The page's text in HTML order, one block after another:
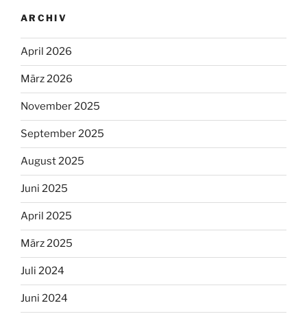
ARCHIV
April 2026
März 2026
November 2025
September 2025
August 2025
Juni 2025
April 2025
März 2025
Juli 2024
Juni 2024